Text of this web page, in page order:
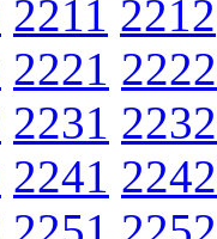
2211 2212
2221 2222
2231 2232
2241 2242